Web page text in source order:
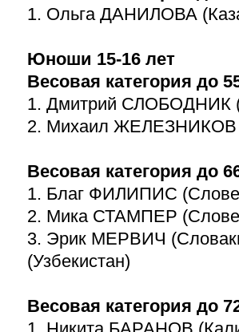
1. Ольга ДАНИЛОВА
Юноши 15-16 лет
Весовая категория до
1. Дмитрий СЛОБОДНИК
2. Михаил ЖЕЛЕЗНИКОВ
Весовая категория до
1. Благ ФИЛИПИС
2. Мика СТАМПЕР
3. Эрик МЕРВИЧ
(Узбекистан)
Весовая категория до